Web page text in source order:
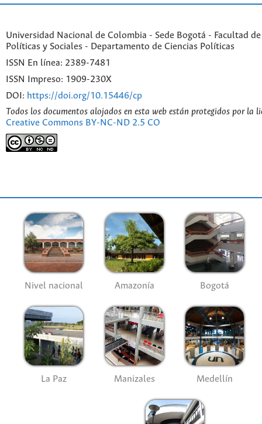
Universidad Nacional de Colombia - Sede Bogotá - Facultad
Políticas y Sociales - Departamento de Ciencias Políticas
ISSN En línea: 2389-7481
ISSN Impreso: 1909-230X
DOI: https://doi.org/10.15446/cp
Todos los documentos alojados en esta web están protegidos por la
Creative Commons BY-NC-ND 2.5 CO
Nivel nacional Amazonía Bogotá
La Paz Manizales Medellín